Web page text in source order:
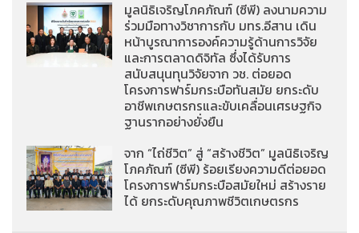
มูลนิธิเจริญโภคภัณฑ์ (ซีพี) ลงนามความ
ร่วมมือทางวิชาการกับ มทร.อีสาน เดิน
หน้าบูรณาการองค์ความรู้ด้านการวิจัย
และการตลาดดิจิทัล ซึ่งได้รับการ
สนับสนุนทุนวิจัยจาก วช. ต่อยอด
โครงการฟาร์มกระบือทันสมัย ยกระดับ
อาชีพเกษตรกรและขับเคลื่อนเศรษฐกิจ
ฐานรากอย่างยั่งยืน
จาก “ไถ่ชีวิต” สู่ “สร้างชีวิต” มูลนิธิเจริญ
โภคภัณฑ์ (ซีพี) ร้อยเรียงความดีต่อยอด
โครงการฟาร์มกระบือสมัยใหม่ สร้างราย
ได้ ยกระดับคุณภาพชีวิตเกษตรกร